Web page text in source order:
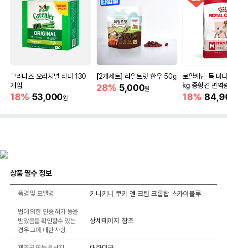
그리니즈 오리지널 티니 130
개입
18% 53,000원
[2개세트] 리얼트릿 한우 50g
28% 5,000원
로얄캐닌 독 미
kg 중형견 면역
18%
상품 필수 정보
품명 및 모델명 키니키니 쿠키 앤 크림 크롭탑 스카이블루
법에 의한 인증,허가 등을
받았음을 확인할수 있는
경우 그에 대한 사항
상세페이지 참조